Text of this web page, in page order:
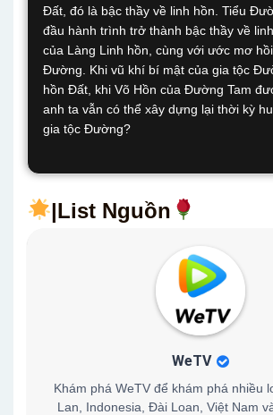
Đất, đó là bậc thầy về linh hồn. Tiểu
đầu hành trình trở thành bậc thầy về
của Làng Linh hồn, cùng với ước mơ
Đường. Khi vũ khí bí mật của gia tộc
hồn Đất, khi Võ Hồn của Đường Tam
anh ta vẫn có thể xây dựng lại thời kỳ
gia tộc Đường?
|List Nguồn
WeTV
Khám phá WeTV để khám phá nhiều
Lan, Indonesia, Đài Loan, Việt Nam